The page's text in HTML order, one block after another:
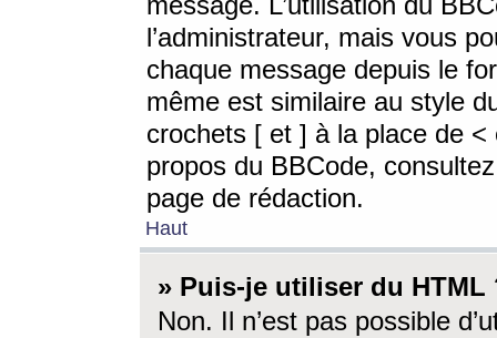
l’administrateur, mais vous
chaque message depuis le
même est similaire au style
crochets [ et ] à la place de <
propos du BBCode,
page de rédaction.
Haut
» Puis-je utiliser du HTML
Non. Il n’est pas possible